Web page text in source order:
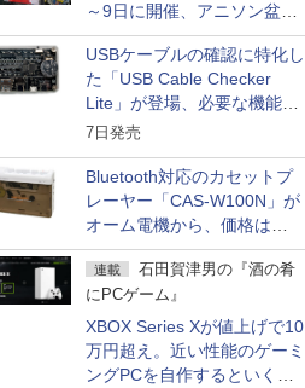
～9日に開催、アニソン盆踊
りや屋台グルメなどもあり
USBケーブルの確認に特化し
た「USB Cable Checker
Lite」が登場、必要な機能を
凝縮しコンパクトに
7日発売
Bluetooth対応のカセットプ
レーヤー「CAS-W100N」が
オーム電機から、価格は
5,940円
連載
石田賀津男の『酒の肴
にPCゲーム』
XBOX Series Xが値上げで10
万円超え。近い性能のゲーミ
ングPCを自作するといくら